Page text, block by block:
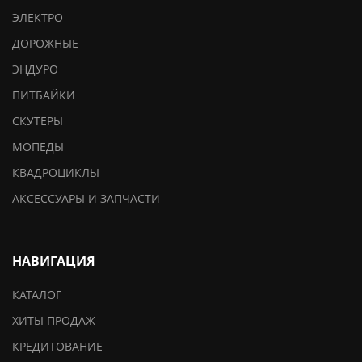
ЭЛЕКТРО
ДОРОЖНЫЕ
ЭНДУРО
ПИТБАЙКИ
СКУТЕРЫ
МОПЕДЫ
КВАДРОЦИКЛЫ
АКСЕССУАРЫ И ЗАПЧАСТИ
НАВИГАЦИЯ
КАТАЛОГ
ХИТЫ ПРОДАЖ
КРЕДИТОВАНИЕ